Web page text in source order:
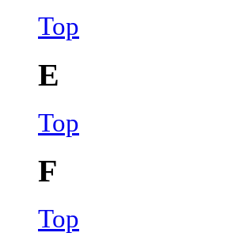
Top
E
Top
F
Top